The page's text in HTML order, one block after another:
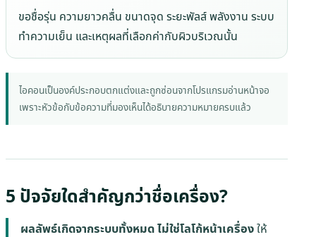
ขอชื่อรุ่น ความยาวคลื่น ขนาดจุด ระยะพัลส์ พลังงาน ระบบ
ทำความเย็น และเหตุผลที่เลือกค่ากับผิวบริเวณนั้น
ไอคอนเป็นองค์ประกอบตกแต่งและถูกซ่อนจากโปรแกรมอ่านหน้าจอ
เพราะหัวข้อกับข้อความที่มองเห็นได้อธิบายความหมายครบแล้ว
5 ปัจจัยใดสำคัญกว่าชื่อเครื่อง?
ผลลัพธ์เกิดจากระบบทั้งหมด ไม่ใช่โลโก้หน้าเครื่องให้